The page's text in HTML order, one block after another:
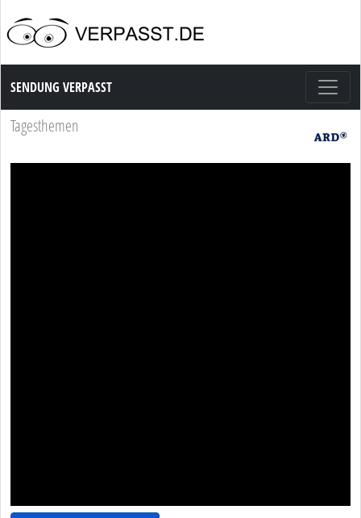
Sendung Verpasst
SENDUNG VERPASST
Tagesthemen